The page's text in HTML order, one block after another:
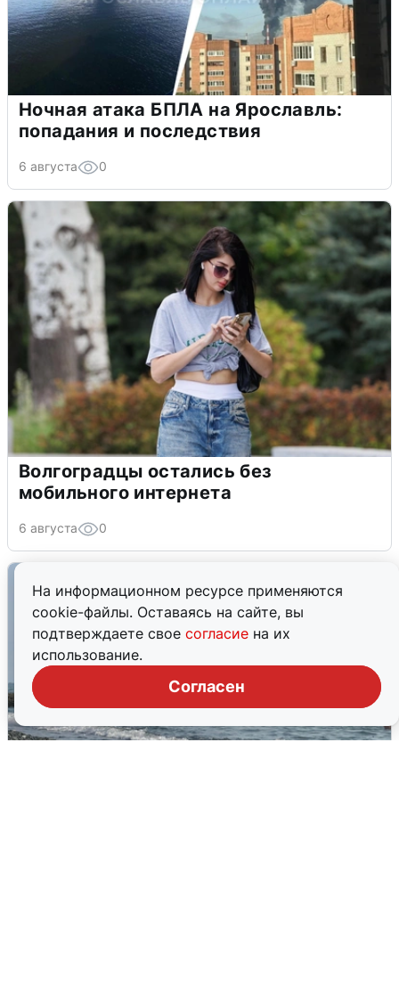
На информационном ресурсе применяются
cookie-файлы. Оставаясь на сайте, вы
подтверждаете свое согласие на их
использование.
Согласен
Ночная атака БПЛА на Ярославль:
попадания и последствия
6 августа 0
Волгоградцы остались без
мобильного интернета
6 августа 0